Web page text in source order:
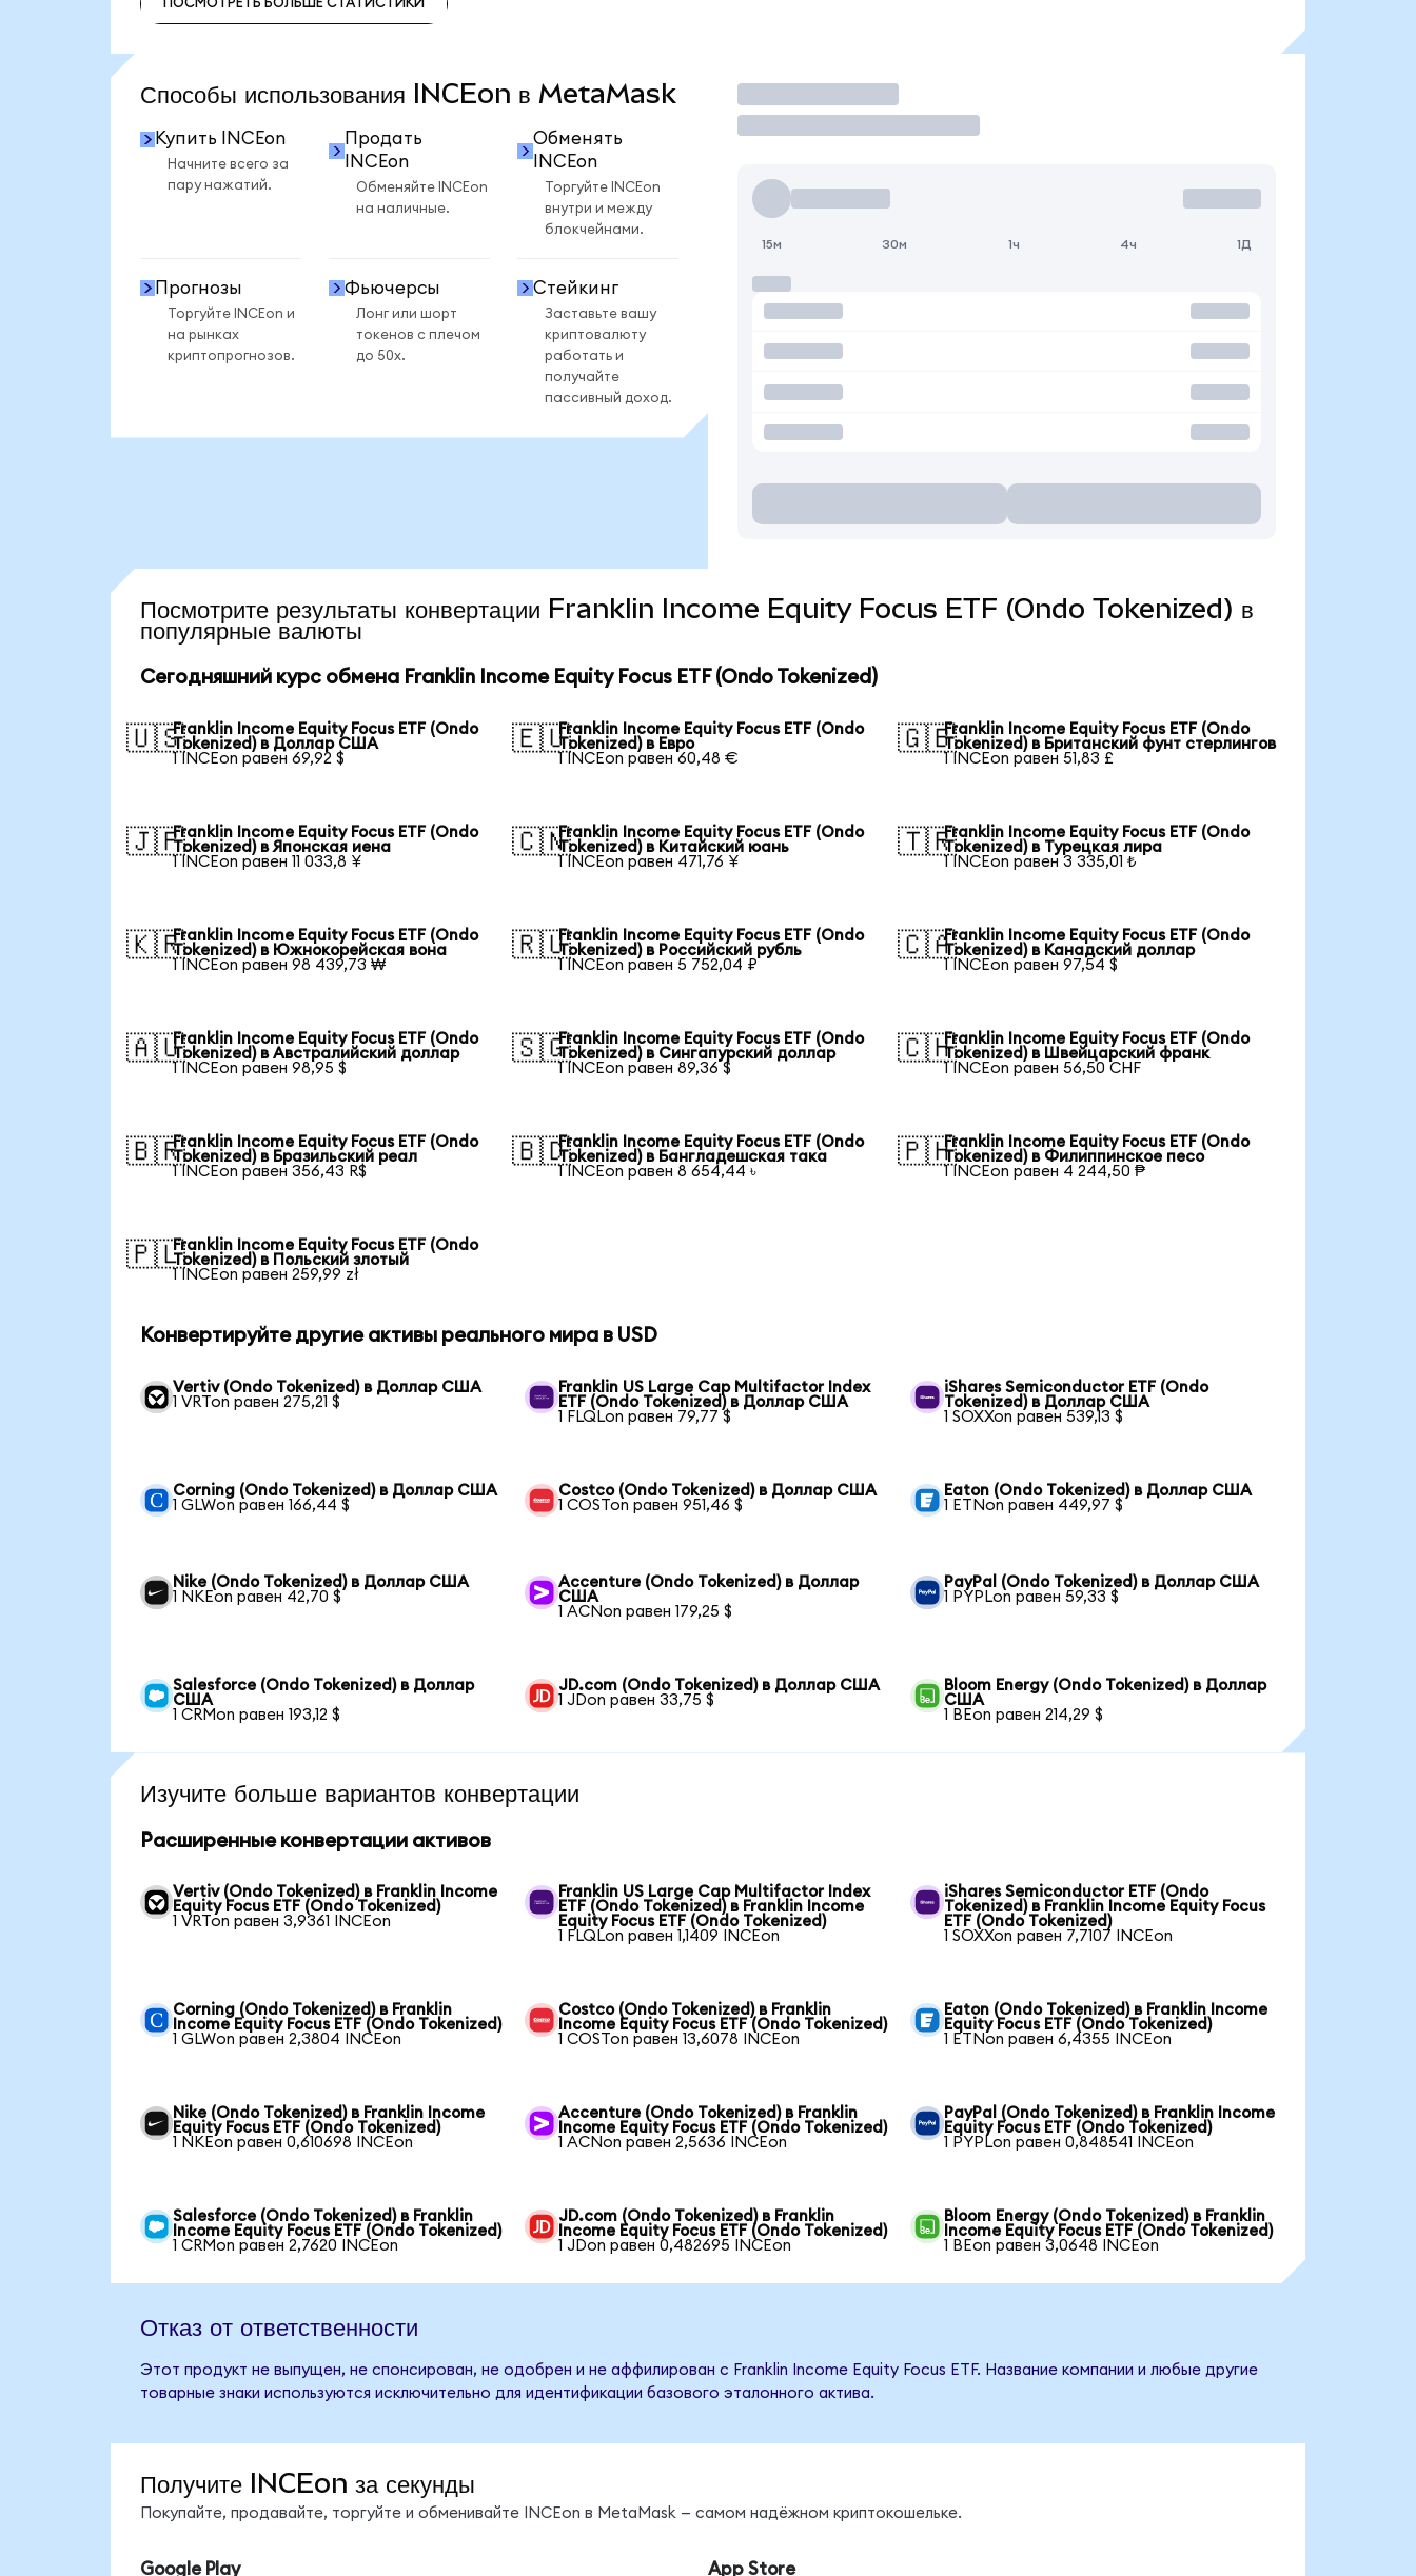
ПОСМОТРЕТЬ БОЛЬШЕ СТАТИСТИКИ
Способы использования INCEon в MetaMask
Купить INCEon
Начните всего за
пару нажатий.
Продать
INCEon
Обменяйте INCEon
на наличные.
Обменять
INCEon
Торгуйте INCEon
внутри и между
блокчейнами.
Прогнозы
Торгуйте INCEon и
на рынках
криптопрогнозов.
Фьючерсы
Лонг или шорт
токенов с плечом
до 50x.
Стейкинг
Заставьте вашу
криптовалюту
работать и
получайте
пассивный доход.
Торговать
15м 30м 1ч 4ч 1Д
Посмотрите результаты конвертации Franklin Income Equity Focus ETF (Ondo Tokenized) в
популярные валюты
Сегодняшний курс обмена Franklin Income Equity Focus ETF (Ondo Tokenized)
🇺🇸Franklin Income Equity Focus ETF (Ondo
Tokenized) в Доллар США
1 INCEon равен 69,92 $
🇪🇺Franklin Income Equity Focus ETF (Ondo
Tokenized) в Евро
1 INCEon равен 60,48 €
🇬🇧Franklin Income Equity Focus ETF (Ondo
Tokenized) в Британский фунт стерлингов
1 INCEon равен 51,83 £
🇯🇵Franklin Income Equity Focus ETF (Ondo
Tokenized) в Японская иена
1 INCEon равен 11 033,8 ¥
🇨🇳Franklin Income Equity Focus ETF (Ondo
Tokenized) в Китайский юань
1 INCEon равен 471,76 ¥
🇹🇷Franklin Income Equity Focus ETF (Ondo
Tokenized) в Турецкая лира
1 INCEon равен 3 335,01 ₺
🇰🇷Franklin Income Equity Focus ETF (Ondo
Tokenized) в Южнокорейская вона
1 INCEon равен 98 439,73 ₩
🇷🇺Franklin Income Equity Focus ETF (Ondo
Tokenized) в Российский рубль
1 INCEon равен 5 752,04 ₽
🇨🇦Franklin Income Equity Focus ETF (Ondo
Tokenized) в Канадский доллар
1 INCEon равен 97,54 $
🇦🇺Franklin Income Equity Focus ETF (Ondo
Tokenized) в Австралийский доллар
1 INCEon равен 98,95 $
🇸🇬Franklin Income Equity Focus ETF (Ondo
Tokenized) в Сингапурский доллар
1 INCEon равен 89,36 $
🇨🇭Franklin Income Equity Focus ETF (Ondo
Tokenized) в Швейцарский франк
1 INCEon равен 56,50 CHF
🇧🇷Franklin Income Equity Focus ETF (Ondo
Tokenized) в Бразильский реал
1 INCEon равен 356,43 R$
🇧🇩Franklin Income Equity Focus ETF (Ondo
Tokenized) в Бангладешская така
1 INCEon равен 8 654,44 ৳
🇵🇭Franklin Income Equity Focus ETF (Ondo
Tokenized) в Филиппинское песо
1 INCEon равен 4 244,50 ₱
🇵🇱Franklin Income Equity Focus ETF (Ondo
Tokenized) в Польский злотый
1 INCEon равен 259,99 zł
Конвертируйте другие активы реального мира в USD
Vertiv (Ondo Tokenized) в Доллар США
1 VRTon равен 275,21 $
Franklin US Large Cap Multifactor Index
ETF (Ondo Tokenized) в Доллар США
1 FLQLon равен 79,77 $
iShares Semiconductor ETF (Ondo
Tokenized) в Доллар США
1 SOXXon равен 539,13 $
Corning (Ondo Tokenized) в Доллар США
1 GLWon равен 166,44 $
Costco (Ondo Tokenized) в Доллар США
1 COSTon равен 951,46 $
Eaton (Ondo Tokenized) в Доллар США
1 ETNon равен 449,97 $
Nike (Ondo Tokenized) в Доллар США
1 NKEon равен 42,70 $
Accenture (Ondo Tokenized) в Доллар
США
1 ACNon равен 179,25 $
PayPal (Ondo Tokenized) в Доллар США
1 PYPLon равен 59,33 $
Salesforce (Ondo Tokenized) в Доллар
США
1 CRMon равен 193,12 $
JD.com (Ondo Tokenized) в Доллар США
1 JDon равен 33,75 $
Bloom Energy (Ondo Tokenized) в Доллар
США
1 BEon равен 214,29 $
Изучите больше вариантов конвертации
Расширенные конвертации активов
Vertiv (Ondo Tokenized) в Franklin Income
Equity Focus ETF (Ondo Tokenized)
1 VRTon равен 3,9361 INCEon
Franklin US Large Cap Multifactor Index
ETF (Ondo Tokenized) в Franklin Income
Equity Focus ETF (Ondo Tokenized)
1 FLQLon равен 1,1409 INCEon
iShares Semiconductor ETF (Ondo
Tokenized) в Franklin Income Equity Focus
ETF (Ondo Tokenized)
1 SOXXon равен 7,7107 INCEon
Corning (Ondo Tokenized) в Franklin
Income Equity Focus ETF (Ondo Tokenized)
1 GLWon равен 2,3804 INCEon
Costco (Ondo Tokenized) в Franklin
Income Equity Focus ETF (Ondo Tokenized)
1 COSTon равен 13,6078 INCEon
Eaton (Ondo Tokenized) в Franklin Income
Equity Focus ETF (Ondo Tokenized)
1 ETNon равен 6,4355 INCEon
Nike (Ondo Tokenized) в Franklin Income
Equity Focus ETF (Ondo Tokenized)
1 NKEon равен 0,610698 INCEon
Accenture (Ondo Tokenized) в Franklin
Income Equity Focus ETF (Ondo Tokenized)
1 ACNon равен 2,5636 INCEon
PayPal (Ondo Tokenized) в Franklin Income
Equity Focus ETF (Ondo Tokenized)
1 PYPLon равен 0,848541 INCEon
Salesforce (Ondo Tokenized) в Franklin
Income Equity Focus ETF (Ondo Tokenized)
1 CRMon равен 2,7620 INCEon
JD.com (Ondo Tokenized) в Franklin
Income Equity Focus ETF (Ondo Tokenized)
1 JDon равен 0,482695 INCEon
Bloom Energy (Ondo Tokenized) в Franklin
Income Equity Focus ETF (Ondo Tokenized)
1 BEon равен 3,0648 INCEon
Отказ от ответственности
Этот продукт не выпущен, не спонсирован, не одобрен и не аффилирован с Franklin Income Equity Focus ETF. Название компании и любые другие
товарные знаки используются исключительно для идентификации базового эталонного актива.
Получите INCEon за секунды
Покупайте, продавайте, торгуйте и обменивайте INCEon в MetaMask — самом надёжном криптокошельке.
Google Play App Store